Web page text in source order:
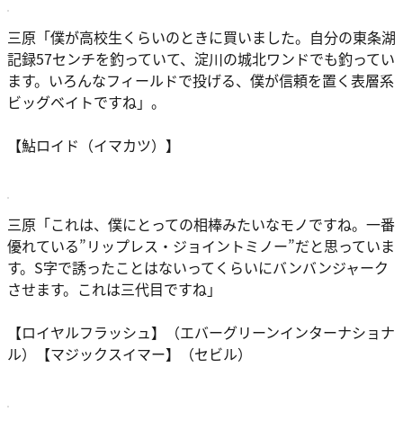
三原 「僕が高校生くらいのときに買いました。自分の東条湖
記録57センチを釣っていて、淀川の城北ワンドでも釣ってい
ます。いろんなフィールドで投げる、僕が信頼を置く表層系
ビッグベイトですね」。
【鮎ロイド（イマカツ）】
三原 「これは、僕にとっての相棒みたいなモノですね。一番
優れている”リップレス・ジョイントミノー”だと思っていま
す。S字で誘ったことはないってくらいにバンバンジャーク
させます。これは三代目ですね」
【ロイヤルフラッシュ】（エバーグリーンインターナショナ
ル）【マジックスイマー】（セビル）